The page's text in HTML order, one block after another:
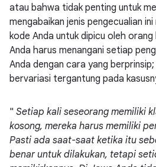
atau bahwa tidak penting untuk
mengabaikan jenis pengecualian
kode Anda untuk dipicu oleh
Anda harus menangani setiap
Anda dengan cara yang
bervariasi tergantung pada
" Setiap kali seseorang memiliki
kosong, mereka harus memiliki
Pasti ada saat-saat ketika itu
benar untuk dilakukan, tetapi